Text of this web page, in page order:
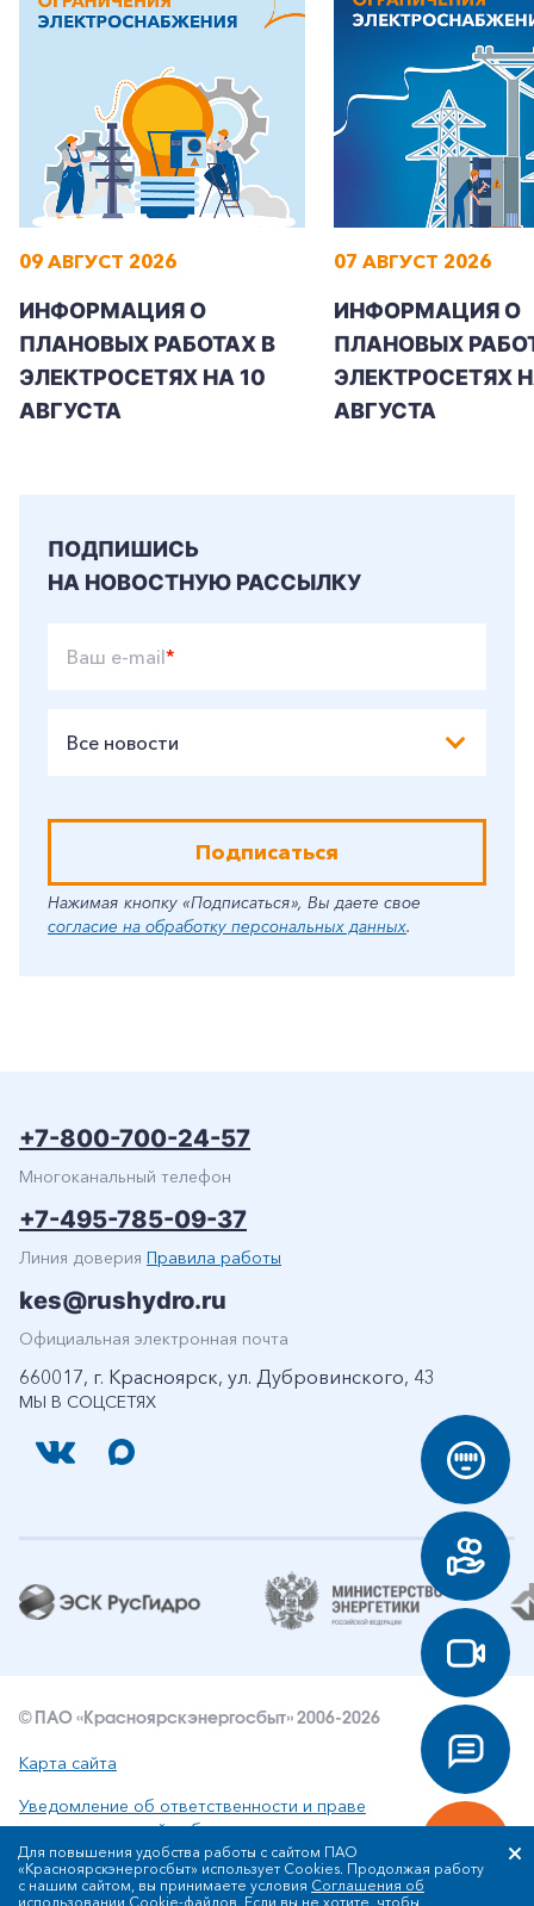
+7-800-700-24-57
Частным клиентам
Корпоративным клиентам
09 АВГУСТ 2026
ИНФОРМАЦИЯ О
ПЛАНОВЫХ РАБОТАХ В
ЭЛЕКТРОСЕТЯХ НА 10
АВГУСТА
07 АВГУСТ 2026
ИНФОРМАЦИЯ О
ПЛАНОВЫХ
ЭЛЕКТРОСЕТЯХ
АВГУСТА
ПОДПИШИСЬ
НА НОВОСТНУЮ РАССЫЛКУ
Ваш e-mail*
Все новости
Подписаться
Нажимая кнопку «Подписаться», Вы даете свое
согласие на обработку персональных данных.
МЫ В СОЦСЕТЯХ
+7-800-700-24-57
Многоканальный телефон
+7-495-785-09-37
Линия доверия Правила работы
kes@rushydro.ru
Официальная электронная почта
660017, г. Красноярск, ул. Дубровинского, 43
© ПАО «Красноярскэнергосбыт» 2006-2026
Карта сайта
Уведомление об ответственности и праве
интеллектуальной собственности
Политика ПАО «Красноярскэнергосбыт» в отношении
обработки персональных данных
Для повышения удобства работы с сайтом ПАО
«Красноярскэнергосбыт» использует Cookies. Продолжая работу
с нашим сайтом, вы принимаете условия Соглашения об
использовании Cookie-файлов . Если вы не хотите, чтобы